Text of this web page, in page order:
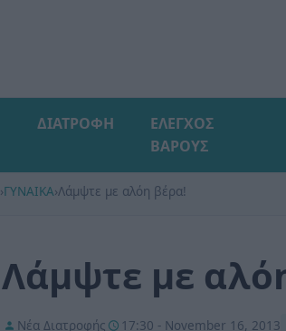
ΔΙΑΤΡΟΦΗ
ΕΛΕΓΧΟΣ
ΒΑΡΟΥΣ
›ΓΥΝΑΙΚΑ›Λάμψτε με αλόη βέρα!
Λάμψτε με
Νέα Διατροφής 17:30 - November 16, 2013